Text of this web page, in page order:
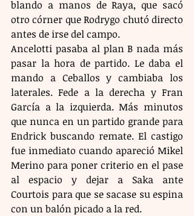
blando a manos de Raya, que sacó
otro córner que Rodrygo chutó directo
antes de irse del campo.
Ancelotti pasaba al plan B nada más
pasar la hora de partido. Le daba el
mando a Ceballos y cambiaba los
laterales. Fede a la derecha y Fran
García a la izquierda. Más minutos
que nunca en un partido grande para
Endrick buscando remate. El castigo
fue inmediato cuando apareció Mikel
Merino para poner criterio en el pase
al espacio y dejar a Saka ante
Courtois para que se sacase su espina
con un balón picado a la red.